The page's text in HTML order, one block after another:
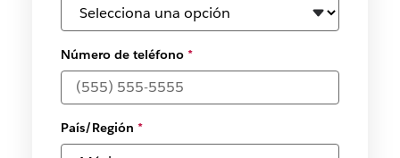
Número de teléfono*
País/Región *